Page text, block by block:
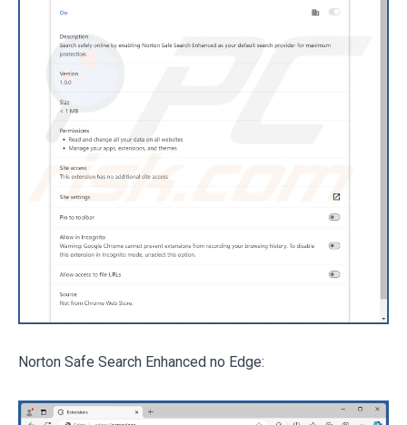
Norton Safe Search Enhanced no Edge: